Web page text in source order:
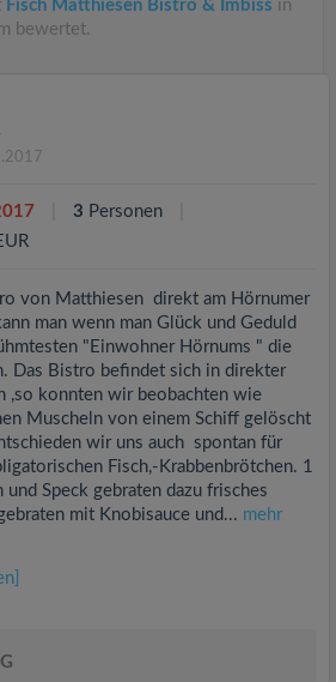
Fisch Matthiesen Bistro & Imbiss in
bewertet.
3 Personen
von Matthiesen direkt am Hörnumer
man wenn man Glück und Geduld
"Einwohner Hörnums " die
Das Bistro befindet sich in direkter
,so konnten wir beobachten wie
Muscheln von einem Schiff gelöscht
wir uns auch spontan für
Fisch,-Krabbenbrötchen. 1
Speck gebraten dazu frisches
mit Knobisauce und... mehr